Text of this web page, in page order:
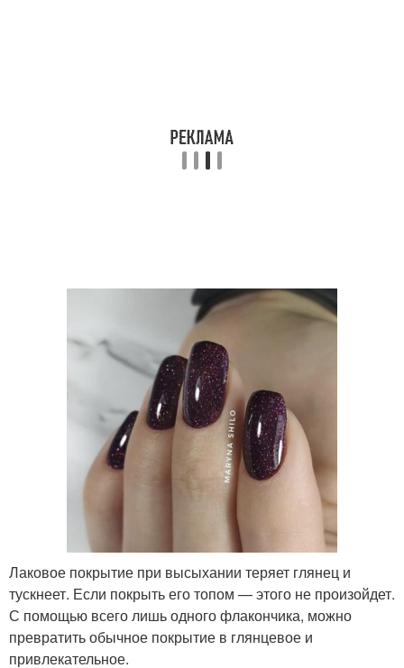
Лаковое покрытие при высыхании теряет глянец и
тускнеет. Если покрыть его топом — этого не произойдет.
С помощью всего лишь одного флакончика, можно
превратить обычное покрытие в глянцевое и
привлекательное.